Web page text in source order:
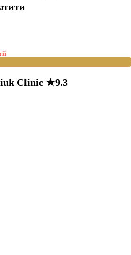
Clinic ★9.3